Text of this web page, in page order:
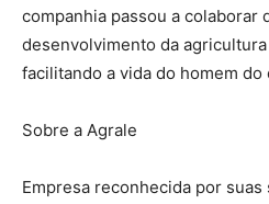
companhia passou a colaborar
desenvolvimento da
facilitando a vida do homem do
Sobre a Agrale
Empresa reconhecida por suas